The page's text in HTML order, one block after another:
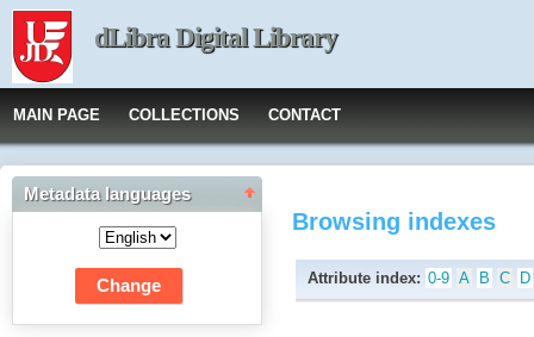
dLibra Digital Library
MAIN PAGE COLLECTIONS CONTACT
Metadata languages
Browsing indexes
Attribute index: 0-9 A B C D